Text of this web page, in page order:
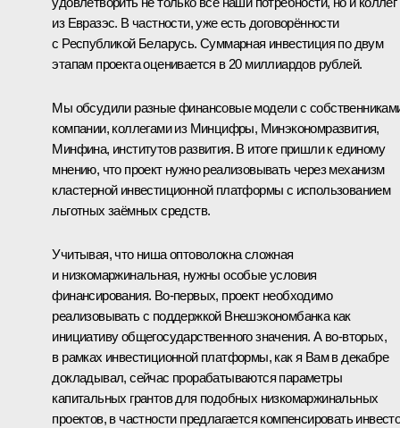
из Евразэс. В частности, уже есть договорённости
с Республикой Беларусь. Суммарная инвестиция по двум
этапам проекта оценивается в 20 миллиардов рублей.
Мы обсудили разные финансовые модели с
компании, коллегами из Минцифры, Минэкономразвития,
Минфина, институтов развития. В итоге пришли к единому
мнению, что проект нужно реализовывать через механизм
кластерной инвестиционной платформы с использованием
льготных заёмных средств.
Учитывая, что ниша оптоволокна сложная
и низкомаржинальная, нужны особые условия
финансирования. Во-первых, проект необходимо
реализовывать с поддержкой Внешэкономбанка как
инициативу общегосударственного значения. А во-вторых,
в рамках инвестиционной платформы, как я Вам в декабре
докладывал, сейчас прорабатываются параметры
капитальных грантов для подобных низкомаржинальных
проектов, в частности предлагается компенсировать